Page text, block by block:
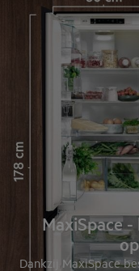
MaxiSpace
Dankzij MaxiSpace